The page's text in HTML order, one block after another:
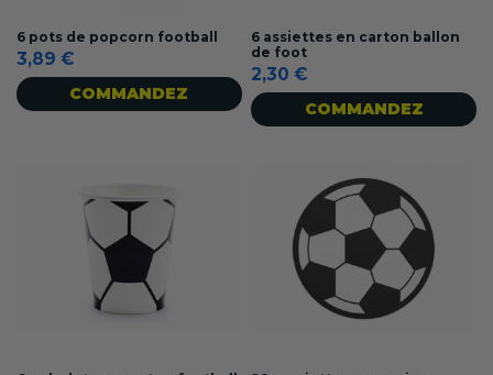
6 pots de popcorn football
3,89 €
COMMANDEZ
6 assiettes en carton ballon
de foot
2,30 €
COMMANDEZ